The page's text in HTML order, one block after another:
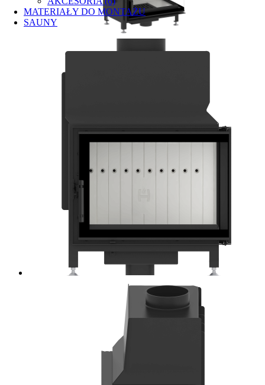
MATERIAŁY DO MONTAŻU
SAUNY